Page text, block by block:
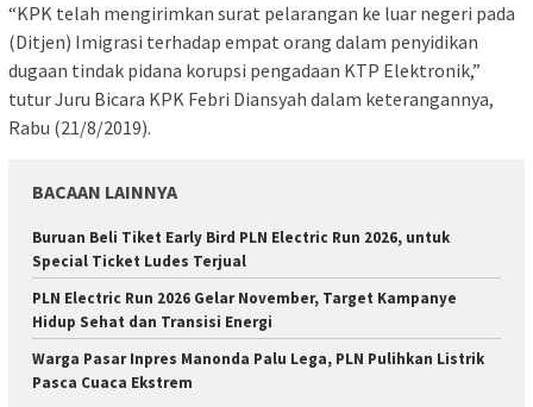
“KPK telah mengirimkan surat pelarangan ke luar negeri pada
(Ditjen) Imigrasi terhadap empat orang dalam penyidikan
dugaan tindak pidana korupsi pengadaan KTP Elektronik,”
tutur Juru Bicara KPK Febri Diansyah dalam keterangannya,
Rabu (21/8/2019).
BACAAN LAINNYA
Buruan Beli Tiket Early Bird PLN Electric Run 2026, untuk
Special Ticket Ludes Terjual
PLN Electric Run 2026 Gelar November, Target Kampanye
Hidup Sehat dan Transisi Energi
Warga Pasar Inpres Manonda Palu Lega, PLN Pulihkan Listrik
Pasca Cuaca Ekstrem